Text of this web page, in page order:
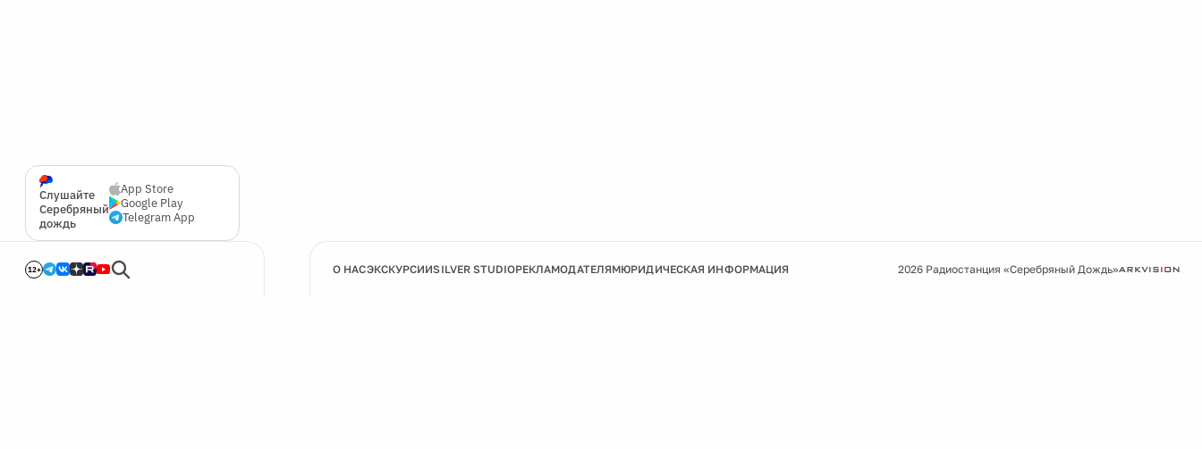
Слушайте
Серебряный
дождь
App Store
Google Play
Telegram App
12+ О НАСЭКСКУРСИИSILVER STUDIOРЕКЛАМОДАТЕЛЯМЮРИДИЧЕСКАЯ ИНФОРМАЦИЯ 2026 Радиостанция «Серебряный Дождь»